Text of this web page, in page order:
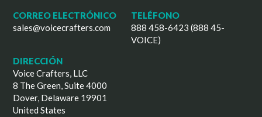
CORREO ELECTRÓNICO
sales@voicecrafters.com
TELÉFONO
888 458-6423 (888 45-
VOICE)
DIRECCIÓN
Voice Crafters, LLC
8 The Green, Suite 4000
Dover, Delaware 19901
United States